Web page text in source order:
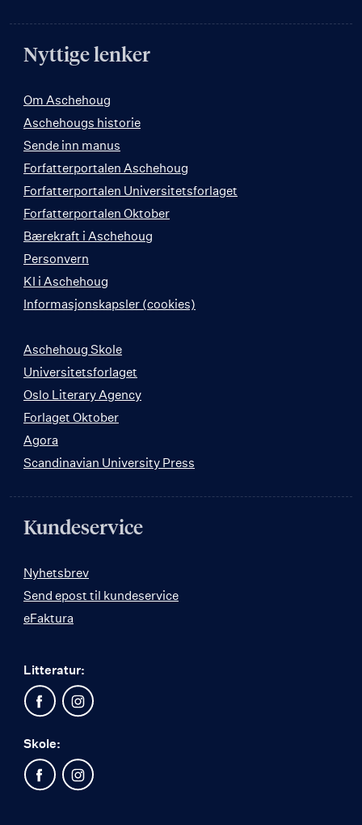
Nyttige lenker
Om Aschehoug
Aschehougs historie
Sende inn manus
Forfatterportalen Aschehoug
Forfatterportalen Universitetsforlaget
Forfatterportalen Oktober
Bærekraft i Aschehoug
Personvern
KI i Aschehoug
Informasjonskapsler (cookies)
Aschehoug Skole
Universitetsforlaget
Oslo Literary Agency
Forlaget Oktober
Agora
Scandinavian University Press
Kundeservice
Nyhetsbrev
Send epost til kundeservice
eFaktura
Litteratur:
Skole: